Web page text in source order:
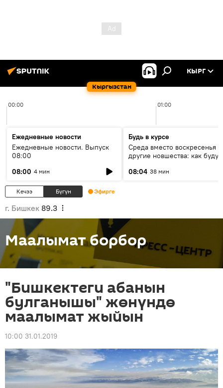
Кыргызстан
КЫРГ
00:00 01:00
Ежедневные новости
Ежедневные новости. Выпуск
08:00
08:00 4 мин
Будь в курсе
Среда вместо воскресенья и
другие новшества: как будут
08:04 38 мин
Кечээ Бүгүн Эфирге
г. Бишкек 89.3
Маалымат борбор
"Бишкектеги абанын
булганышы" жөнүндө
маалымат жыйын
10:00 31.01.2019